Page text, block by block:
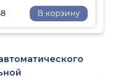
В корзину